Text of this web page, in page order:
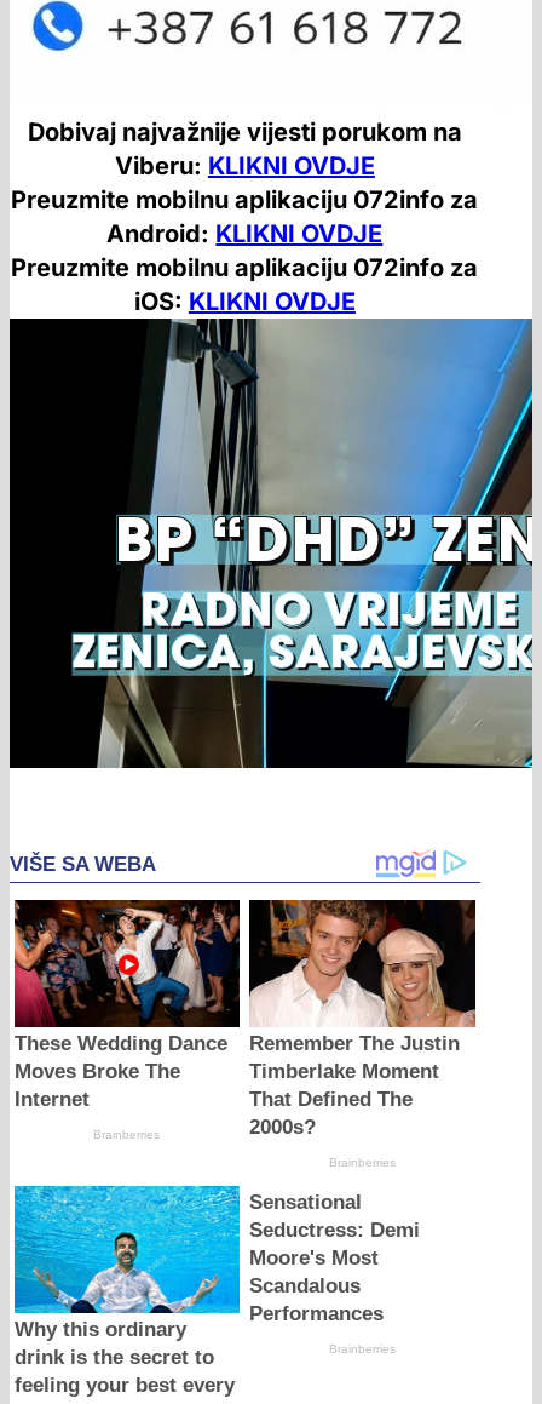
Dobivaj najvažnije vijesti porukom na
Viberu: KLIKNI OVDJE
Preuzmite mobilnu aplikaciju 072info za
Android: KLIKNI OVDJE
Preuzmite mobilnu aplikaciju 072info za
iOS: KLIKNI OVDJE